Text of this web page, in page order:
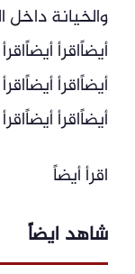
والخيانة داخل
أيضاًاقرأ
أيضاًاقرأ
أيضاًاقرأ
اقرأ أيضاً
شاهد ايضاً